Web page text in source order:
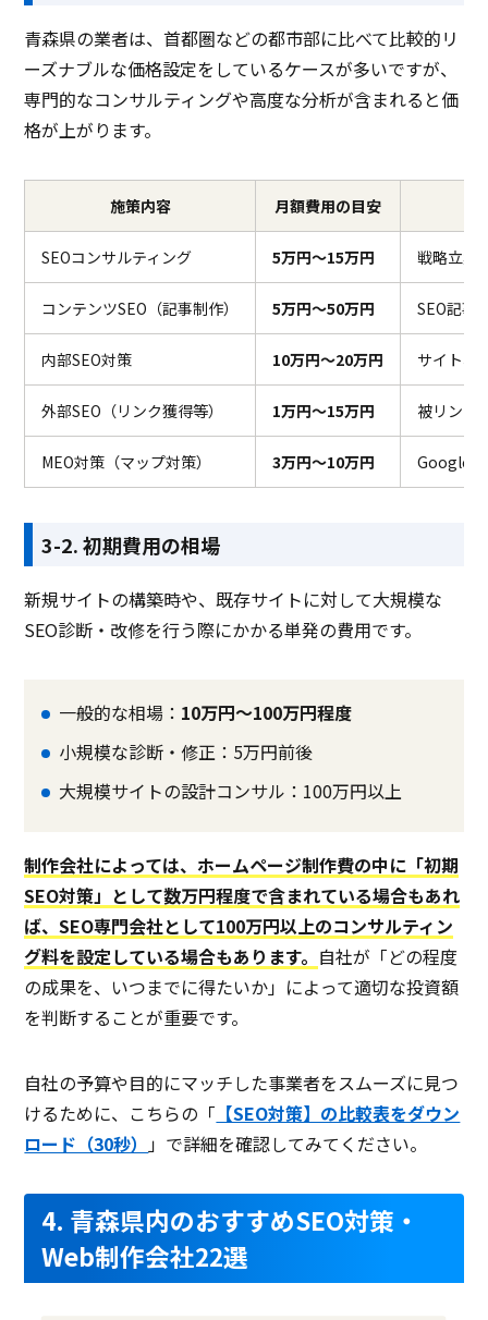
青森県の業者は、首都圏などの都市部に比べて比較的リ
ーズナブルな価格設定をしているケースが多いですが、
専門的なコンサルティングや高度な分析が含まれると価
格が上がります。
施策内容 月額費用の目安
SEOコンサルティング 5万円〜15万円 戦略立案
コンテンツSEO（記事制作） 5万円〜50万円 SEO記事
内部SEO対策 10万円〜20万円 サイト構
外部SEO（リンク獲得等） 1万円〜15万円 被リンク
MEO対策（マップ対策） 3万円〜10万円 Googleマ
3-2. 初期費用の相場
新規サイトの構築時や、既存サイトに対して大規模な
SEO診断・改修を行う際にかかる単発の費用です。
一般的な相場： 10万円〜100万円程度
小規模な診断・修正：5万円前後
大規模サイトの設計コンサル：100万円以上
制作会社によっては、ホームページ制作費の中に「初期
SEO対策」として数万円程度で含まれている場合もあれ
ば、SEO専門会社として100万円以上のコンサルティン
グ料を設定している場合もあります。 自社が「どの程度
の成果を、いつまでに得たいか」によって適切な投資額
を判断することが重要です。
自社の予算や目的にマッチした事業者をスムーズに見つ
けるために、こちらの「 【SEO対策】の比較表をダウン
ロード（30秒） 」で詳細を確認してみてください。
4. 青森県内のおすすめSEO対策・
Web制作会社22選